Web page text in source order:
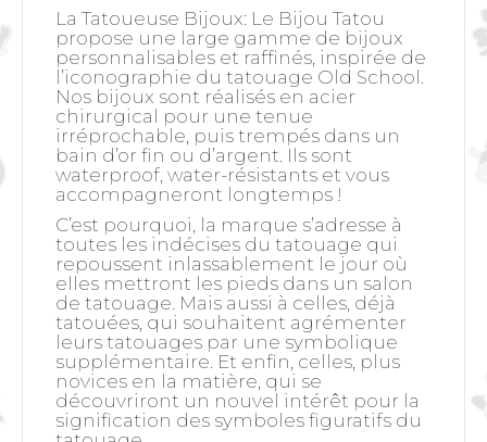
La Tatoueuse Bijoux: Le Bijou Tatou
propose une large gamme de bijoux
personnalisables et raffinés, inspirée de
l’iconographie du tatouage Old School.
Nos bijoux sont réalisés en acier
chirurgical pour une tenue
irréprochable, puis trempés dans un
bain d’or fin ou d’argent. Ils sont
waterproof, water-résistants et vous
accompagneront longtemps !
C’est pourquoi, la marque s’adresse à
toutes les indécises du tatouage qui
repoussent inlassablement le jour où
elles mettront les pieds dans un salon
de tatouage. Mais aussi à celles, déjà
tatouées, qui souhaitent agrémenter
leurs tatouages par une symbolique
supplémentaire. Et enfin, celles, plus
novices en la matière, qui se
découvriront un nouvel intérêt pour la
signification des symboles figuratifs du